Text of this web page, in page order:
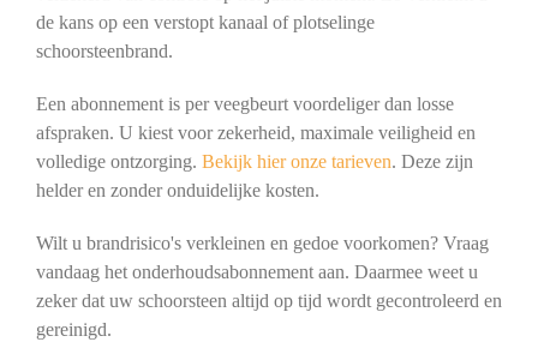
de kans op een verstopt kanaal of plotselinge
schoorsteenbrand.
Een abonnement is per veegbeurt voordeliger dan losse
afspraken. U kiest voor zekerheid, maximale veiligheid en
volledige ontzorging. Bekijk hier onze tarieven. Deze zijn
helder en zonder onduidelijke kosten.
Wilt u brandrisico's verkleinen en gedoe voorkomen? Vraag
vandaag het onderhoudsabonnement aan. Daarmee weet u
zeker dat uw schoorsteen altijd op tijd wordt gecontroleerd en
gereinigd.